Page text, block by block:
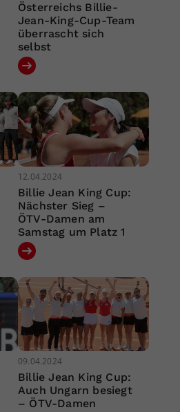
Österreichs Billie-
Jean-King-Cup-Team
überrascht sich
selbst
12.04.2024
Billie Jean King Cup:
Nächster Sieg –
ÖTV-Damen am
Samstag um Platz 1
09.04.2024
Billie Jean King Cup:
Auch Ungarn besiegt
– ÖTV-Damen